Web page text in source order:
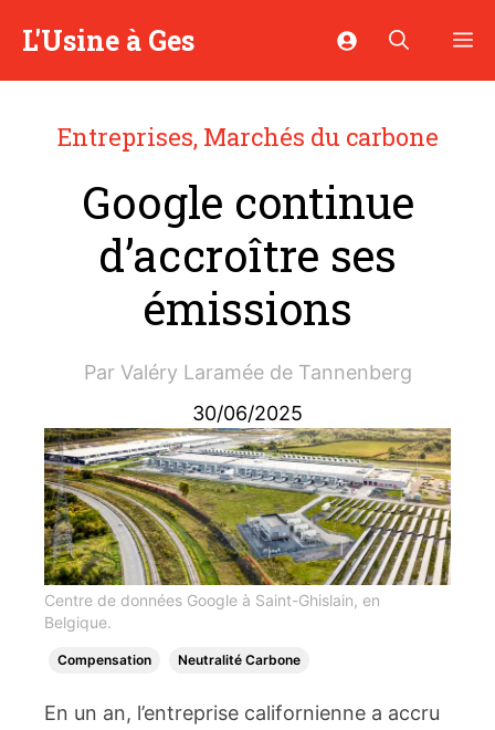
L'Usine à Ges
Entreprises, Marchés du carbone
Google continue
d’accroître ses
émissions
Par Valéry Laramée de Tannenberg
30/06/2025
Centre de données Google à Saint-Ghislain, en
Belgique.
Compensation Neutralité Carbone
En un an, l’entreprise californienne a accru